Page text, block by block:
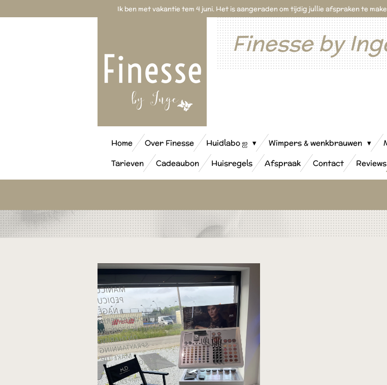
Ik ben met vakantie tem 4 juni. Het is aangeraden om tijdig jullie afspraken te
Finesse by
Home Over Finesse Huidlabo ஐ Wimpers & wenkbrauwen
Tarieven
Cadeaubon Huisregels Afspraak Contact Reviews